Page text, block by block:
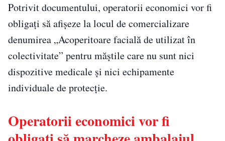
Potrivit documentului, operatorii economici vor fi
obligaţi să afişeze la locul de comercializare
denumirea „Acoperitoare facială de utilizat în
colectivitate” pentru măştile care nu sunt nici
dispozitive medicale şi nici echipamente
individuale de protecţie.
Operatorii economici vor fi